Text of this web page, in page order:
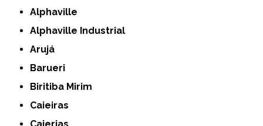
Alphaville
Alphaville Industrial
Arujá
Barueri
Biritiba Mirim
Caieiras